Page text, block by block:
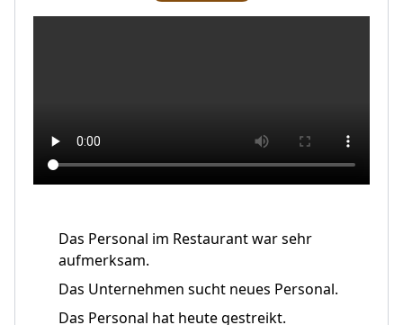
Das Personal im Restaurant war sehr
aufmerksam.
Das Unternehmen sucht neues Personal.
Das Personal hat heute gestreikt.